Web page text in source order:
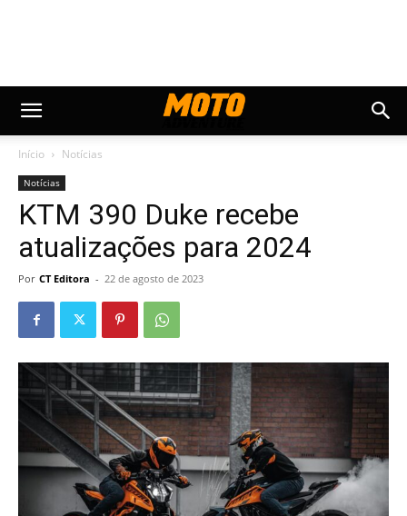
Início Notícias
Notícias
KTM 390 Duke recebe
atualizações para 2024
Por CT Editora - 22 de agosto de 2023